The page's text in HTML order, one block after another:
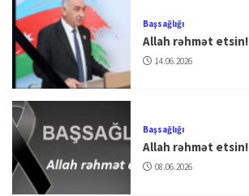
Başsağlığı
Allah rəhmət etsin!
14.06.2026
Başsağlığı
Allah rəhmət etsin!
08.06.2026